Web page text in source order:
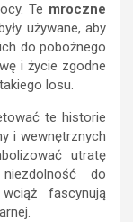
Te mroczne
używane, aby
do pobożnego
i życie zgodne
losu.
te historie
i wewnętrznych
utratę
do
fascynują